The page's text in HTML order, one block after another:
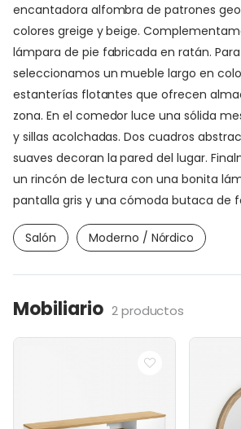
encantadora alfombra de patrones
colores greige y beige.
lámpara de pie fabricada en ratán. Para
seleccionamos un mueble largo en
estanterías flotantes que ofrecen
zona. En el comedor luce una sólida
y sillas acolchadas. Dos cuadros
suaves decoran la pared del lugar.
un rincón de lectura con una bonita
pantalla gris y una cómoda butaca de
Salón Moderno / Nórdico
Mobiliario 2 productos